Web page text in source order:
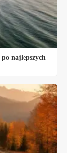
najlepszych